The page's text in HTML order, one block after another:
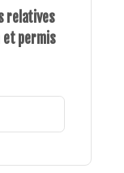
relatives
permis